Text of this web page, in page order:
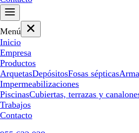
Menú
Inicio
Empresa
Productos
ArquetasDepósitosFosas sépticas
Impermeabilizaciones
PiscinasCubiertas, terrazas y
Trabajos
Contacto